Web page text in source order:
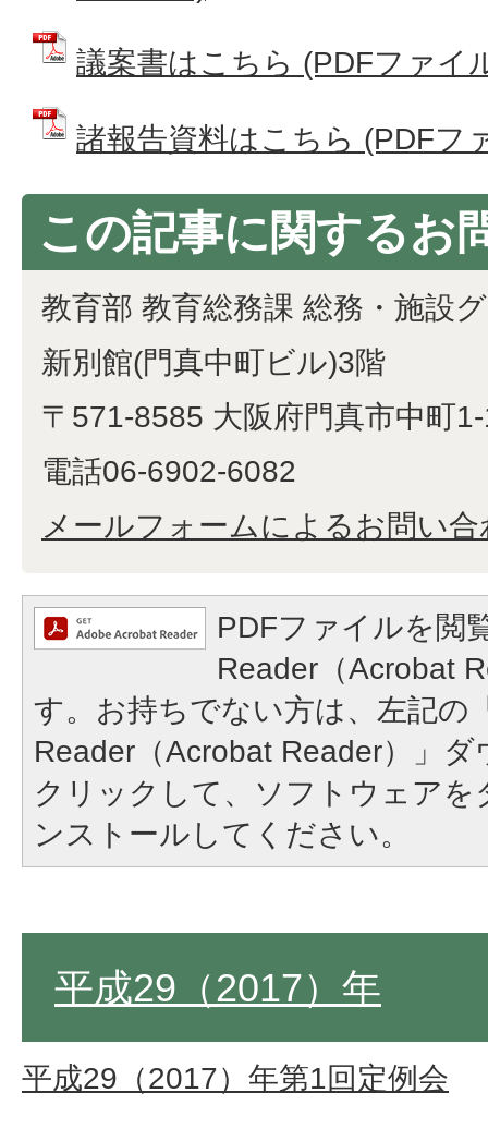
議案書はこちら (PDFファイ
諸報告資料はこちら (PDFフ
この記事に関するお
教育部 教育総務課 総務・施設
新別館(門真中町ビル)3階
〒571-8585 大阪府門真市中町
電話06-6902-6082
メールフォームによるお問い合
PDFファイルを閲
Reader（Acrobat
す。お持ちでない方は、左記の
Reader（Acrobat Reader）」
クリックして、ソフトウェア
ンストールしてください。
平成29（2017）年
平成29（2017）年第1回定例会